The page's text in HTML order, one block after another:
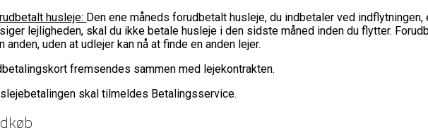
husleje: Den ene måneds forudbetalt husleje, du indbetaler ved
lejligheden, skal du ikke betale husleje i den sidste måned inden du flytter.
anden, uden at udlejer kan nå at finde en anden lejer.
fremsendes sammen med lejekontrakten.
skal tilmeldes Betalingsservice.